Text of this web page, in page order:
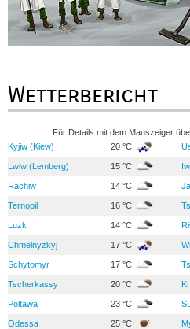
Wetterbericht
Für Details mit dem Mauszeiger
Kyjiw (Kiew)
20 °C
Lwiw (Lemberg) 15 °C
Rachiw 14 °C
Ternopil 16 °C
Luzk 14 °C
Chmelnyzkyj 17 °C
Schytomyr 17 °C
Tscherkassy 20 °C
Poltawa 23 °C
Odessa 25 °C